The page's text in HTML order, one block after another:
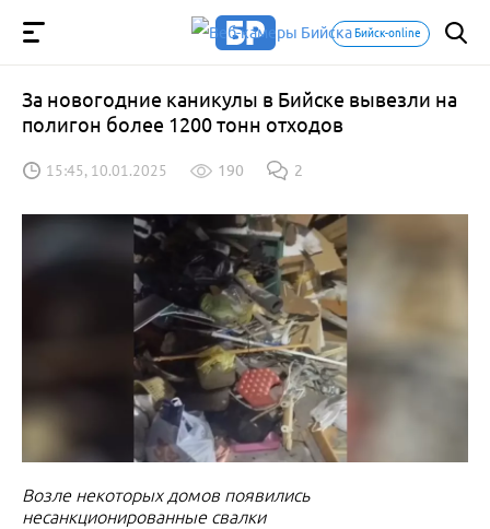
Бийск-online
За новогодние каникулы в Бийске вывезли на
полигон более 1200 тонн отходов
15:45, 10.01.2025 190 2
Возле некоторых домов появились
несанкционированные свалки